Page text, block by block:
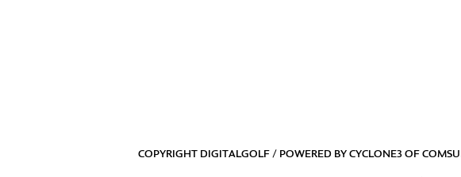
COPYRIGHT DIGITALGOLF / POWERED BYCYCLONE3OF